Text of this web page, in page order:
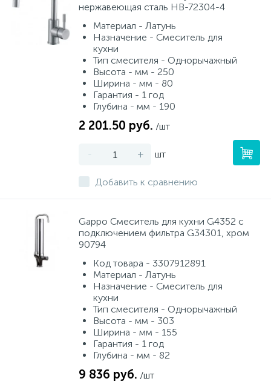
нержавеющая сталь HB-72304-4
Материал - Латунь
Назначение - Смеситель для
кухни
Тип смесителя - Однорычажный
Высота - мм - 250
Ширина - мм - 80
Гарантия - 1 год
Глубина - мм - 190
2 201.50 руб. /шт
- + шт
Добавить к сравнению
Gappo Смеситель для кухни G4352 с
подключением фильтра G34301, хром
90794
Код товара - 3307912891
Материал - Латунь
Назначение - Смеситель для
кухни
Тип смесителя - Однорычажный
Высота - мм - 303
Ширина - мм - 155
Гарантия - 1 год
Глубина - мм - 82
9 836 руб. /шт